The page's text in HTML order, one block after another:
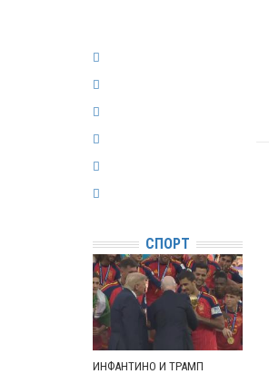
СПОРТ
ИНФАНТИНО И ТРАМП